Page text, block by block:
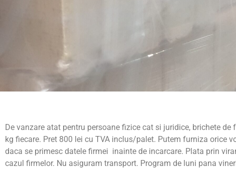
De vanzare atat pentru persoane fizice cat si juridice, brichete
kg fiecare. Pret 800 lei cu TVA inclus/palet. Putem furniza orice
daca se primesc datele firmei inainte de incarcare. Plata prin
cazul firmelor. Nu asiguram transport. Program de luni pana